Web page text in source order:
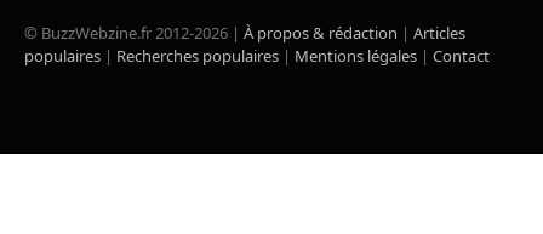
© BuzzWebzine.fr 2012-2026 | À propos & rédaction | Articles
populaires | Recherches populaires | Mentions légales | Contact